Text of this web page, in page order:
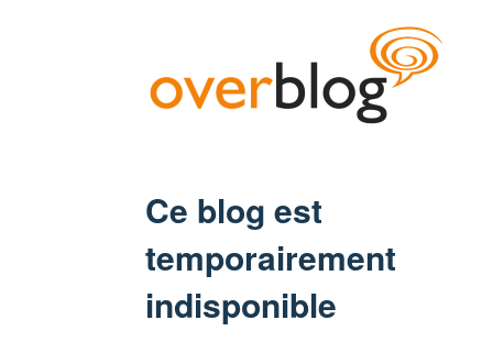
Ce blog est
temporairement
indisponible